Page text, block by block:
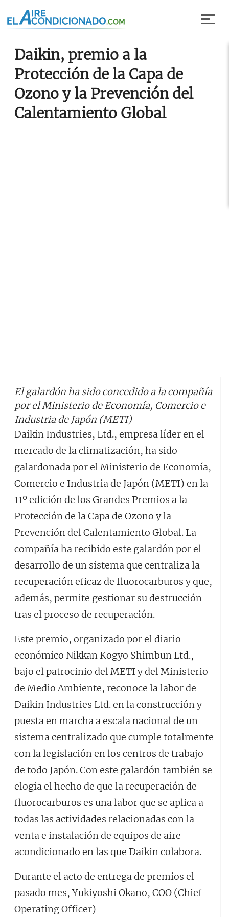
Daikin, premio a la
Protección de la Capa de
Ozono y la Prevención del
Calentamiento Global
El galardón ha sido concedido a la compañía
por el Ministerio de Economía, Comercio e
Industria de Japón (METI)
Daikin Industries, Ltd., empresa líder en el
mercado de la climatización, ha sido
galardonada por el Ministerio de Economía,
Comercio e Industria de Japón (METI) en la
11º edición de los Grandes Premios a la
Protección de la Capa de Ozono y la
Prevención del Calentamiento Global. La
compañía ha recibido este galardón por el
desarrollo de un sistema que centraliza la
recuperación eficaz de fluorocarburos y que,
además, permite gestionar su destrucción
tras el proceso de recuperación.
Este premio, organizado por el diario
económico Nikkan Kogyo Shimbun Ltd.,
bajo el patrocinio del METI y del Ministerio
de Medio Ambiente, reconoce la labor de
Daikin Industries Ltd. en la construcción y
puesta en marcha a escala nacional de un
sistema centralizado que cumple totalmente
con la legislación en los centros de trabajo
de todo Japón. Con este galardón también se
elogia el hecho de que la recuperación de
fluorocarburos es una labor que se aplica a
todas las actividades relacionadas con la
venta e instalación de equipos de aire
acondicionado en las que Daikin colabora.
Durante el acto de entrega de premios el
pasado mes, Yukiyoshi Okano, COO (Chief
Operating Officer)